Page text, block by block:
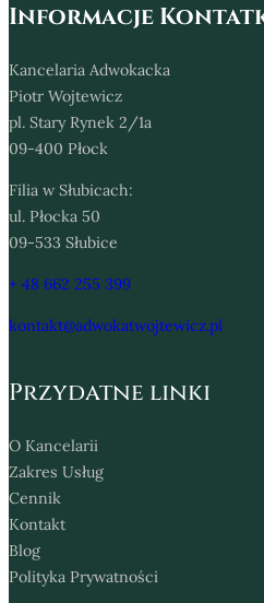
Informacje
Kancelaria Adwokacka
Piotr Wojtewicz
pl. Stary Rynek 2/1a
09-400 Płock
Filia w Słubicach:
ul. Płocka 50
09-533 Słubice
+ 48 662 255 399
kontakt@adwokatwojtewicz.pl
Przydatne linki
O Kancelarii
Zakres Usług
Cennik
Kontakt
Blog
Polityka Prywatności